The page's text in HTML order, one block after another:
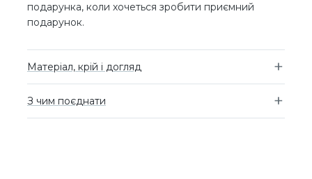
подарунка, коли хочеться зробити приємний
подарунок.
Матеріал, крій і догляд
З чим поєднати